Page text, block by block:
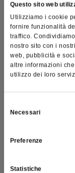
Questo sito web
Utilizziamo i cookie
fornire funzionalità
traffico.
nostro sito con i
web, pubblicità e
altre informazioni
utilizzo dei loro
delNecessari
Preferenze
Statistiche
Vai
Prodotti correlati
professionali e
salute e la